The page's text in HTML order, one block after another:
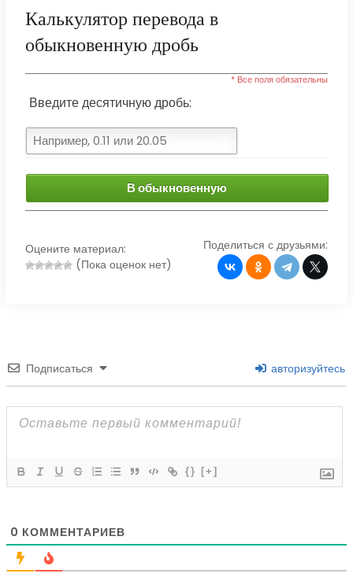
Калькулятор перевода в
обыкновенную дробь
* Все поля обязательны
Введите десятичную дробь:
В обыкновенную
Оцените материал:
(Пока оценок нет)
Поделиться с друзьями:
Подписаться авторизуйтесь
{} [+]
0 КОММЕНТАРИЕВ